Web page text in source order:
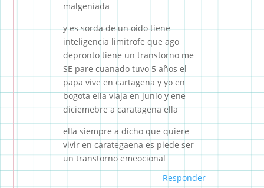
malgeniada
y es sorda de un oido tiene
inteligencia limitrofe que ago
depronto tiene un transtorno me
SE pare cuanado tuvo 5 años el
papa vive en cartagena y yo en
bogota ella viaja en junio y ene
diciemebre a caratagena ella
ella siempre a dicho que quiere
vivir en carategaena es piede ser
un transtorno emeocional
Responder